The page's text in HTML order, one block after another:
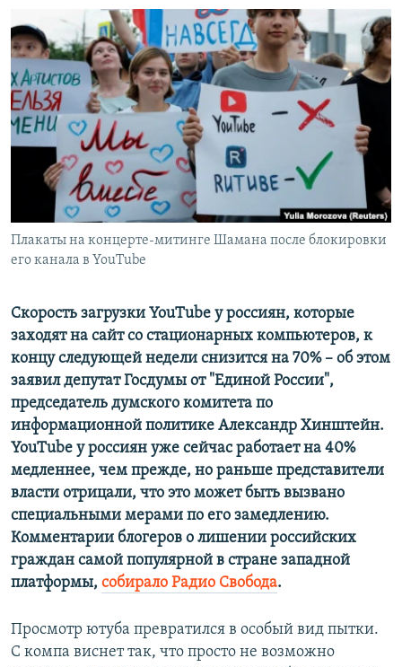
ТЕЛЕПРОЕКТ КРЫМ.РЕАЛИИ
СОВЕТЫ ПРАВОЗАЩИТНИКОВ
ПРОПАВШИЕ БЕЗ ВЕСТИ
ПОБЕДИТЕЛЕЙ НЕ СУДЯТ?
КРЫМ.НЕПОКОРЕННЫЙ
ELIFBE
УКРАИНСКАЯ ПРОБЛЕМА КРЫМА
Українською
Qırımtatar
ПРИСОЕДИНЯЙТЕСЬ!
Все сайты RFE/RL
Плакаты на концерте-митинге Шамана после блокировки
его канала в YouTube
Скорость загрузки YouTube у россиян, которые
заходят на сайт со стационарных компьютеров, к
концу следующей недели снизится на 70% – об этом
заявил депутат Госдумы от "Единой России",
председатель думского комитета по
информационной политике Александр Хинштейн.
YouTube у россиян уже сейчас работает на 40%
медленнее, чем прежде, но раньше представители
власти отрицали, что это может быть вызвано
специальными мерами по его замедлению.
Комментарии блогеров о лишении российских
граждан самой популярной в стране западной
платформы, собирало Радио Свобода.
Просмотр ютуба превратился в особый вид пытки.
С компа виснет так, что просто не возможно